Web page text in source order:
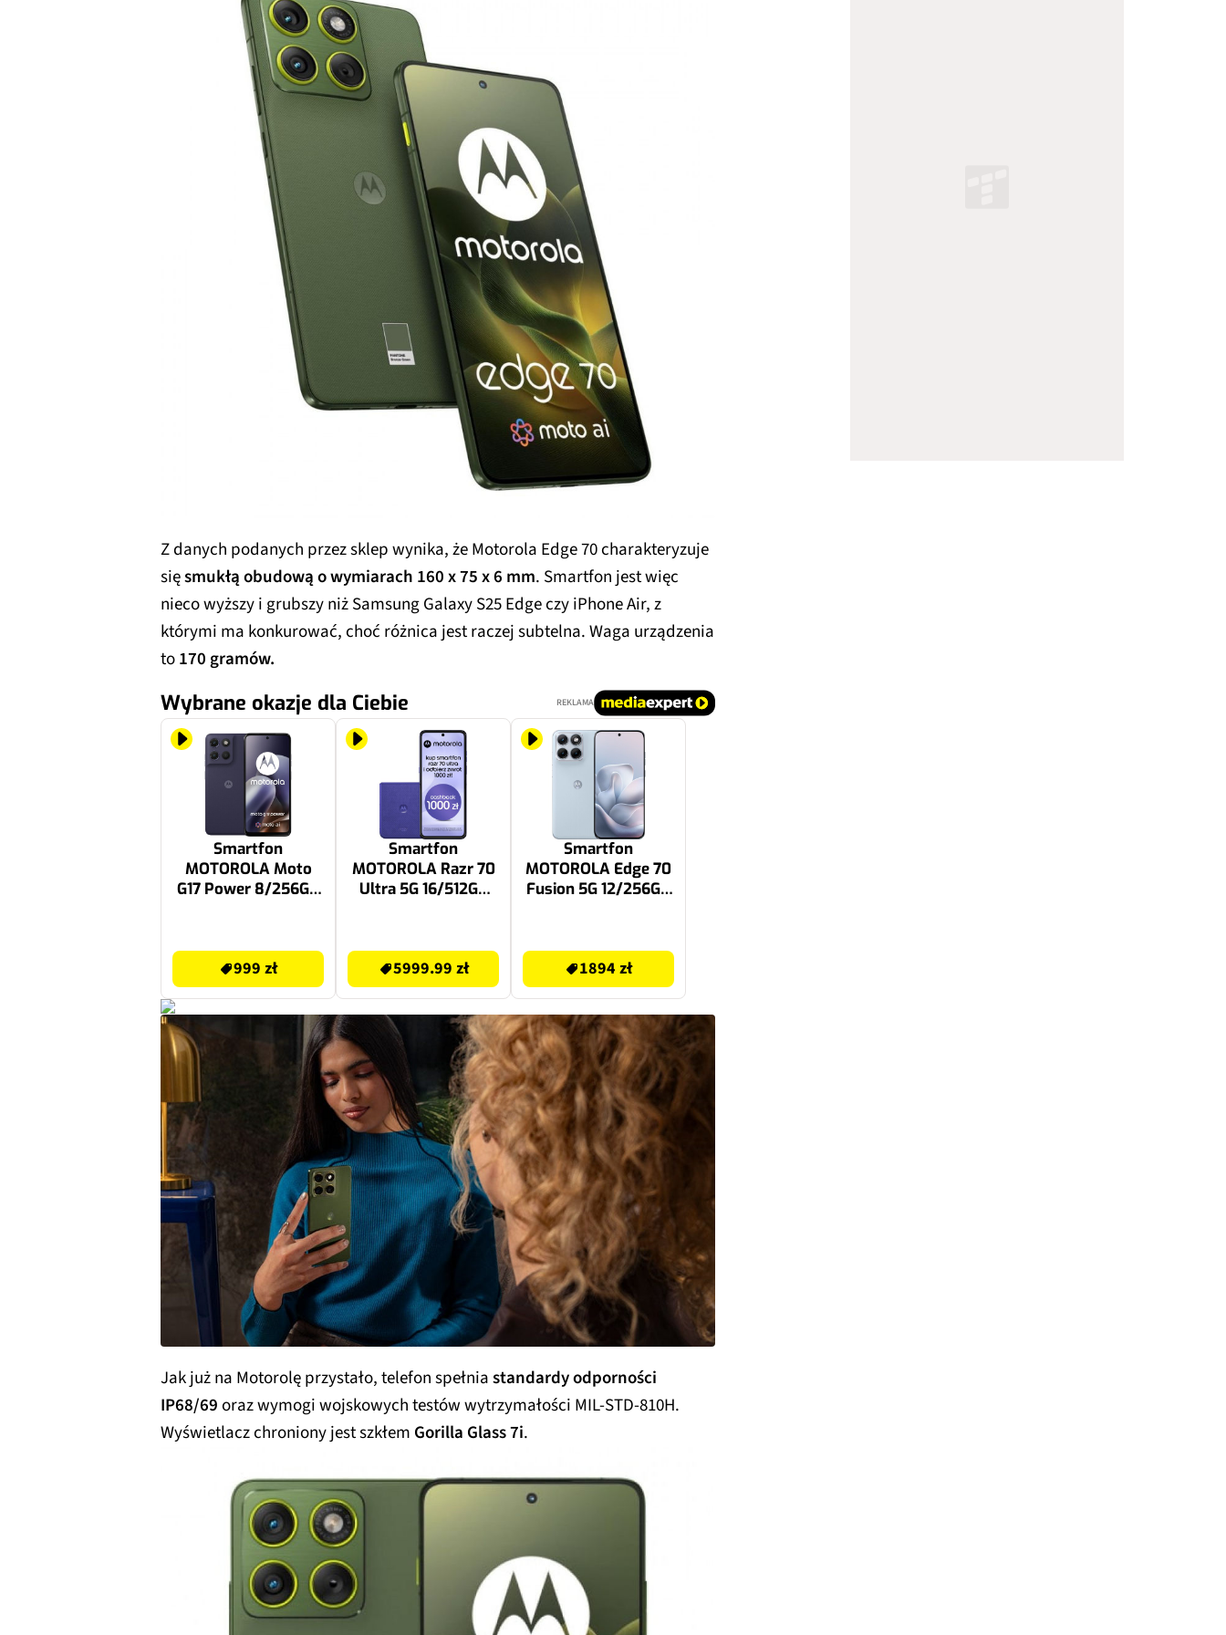
Z danych podanych przez sklep wynika, że Motorola Edge 70 charakteryzuje
sięsmukłą obudową o wymiarach 160 x 75 x 6 mm. Smartfon jest więc
nieco wyższy i grubszy niż Samsung Galaxy S25 Edge czy iPhone Air, z
którymi ma konkurować, choć różnica jest raczej subtelna. Waga urządzenia
to170 gramów.
Wybrane okazje dla Ciebie REKLAMA
Smartfon
MOTOROLA Moto
G17 Power 8/256GB
999 zł
Smartfon
MOTOROLA Razr 70
Ultra 5G 16/512GB
5999.99 zł
Smartfon
MOTOROLA Edge 70
Fusion 5G 12/256GB
1894 zł
Jak już na Motorolę przystało, telefon spełniastandardy odporności
IP68/69oraz wymogi wojskowych testów wytrzymałości MIL-STD-810H.
Wyświetlacz chroniony jest szkłem Gorilla Glass 7i.